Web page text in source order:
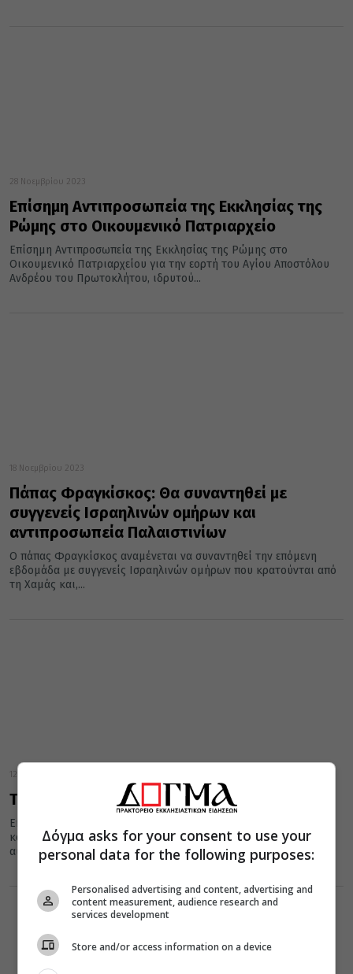
28 Νοεμβρίου 2023
Επίσημη Αντιπροσωπεία της Εκκλησίας της
Ρώμης στο Οικουμενικό Πατριαρχείο
Επίσημη Αντιπροσωπεία της Εκκλησίας της Ρώμης στο
Οικουμενικό Πατριαρχείου για την εορτή του Αγίου Αποστόλου
Ανδρέου του Πρωτοκλήτου, ιδρυτού...
18 Νοεμβρίου 2023
Πάπας Φραγκίσκος: Θα συναντηθεί με
συγγενείς Ισραηλινών ομήρων και
αντιπροσωπεία Παλαιστινίων
Ο πάπας Φραγκίσκος αναμένεται να συναντηθεί την επόμενη
εβδομάδα με συγγενείς Ισραηλινών ομήρων που κρατούνται από
τη Χαμάς και,...
12 Νοεμβρίου 2023
Τα μυστικά αρχεία του Βατικανού
Εκατομμύρια άνθρωποι επισκέπτονται το Βατικανό στη Ρώμη
κάθε χρόνο, αλλά υπάρχει τουλάχιστον ένα μέρος που είναι
αυστηρά εκτός ορίων.
Δόγμα asks for your consent to use your
personal data for the following purposes:
Personalised advertising and content, advertising and
content measurement, audience research and
services development
Store and/or access information on a device